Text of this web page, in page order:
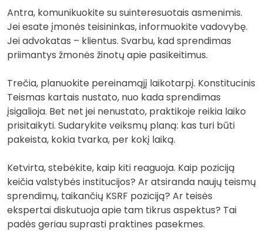
Antra, komunikuokite su suinteresuotais asmenimis.
Jei esate įmonės teisininkas, informuokite vadovybę.
Jei advokatas – klientus. Svarbu, kad sprendimas
priimantys žmonės žinotų apie pasikeitimus.
Trečia, planuokite pereinamąjį laikotarpį. Konstitucinis
Teismas kartais nustato, nuo kada sprendimas
įsigalioja. Bet net jei nenustato, praktikoje reikia laiko
prisitaikyti. Sudarykite veiksmų planą: kas turi būti
pakeista, kokia tvarka, per kokį laiką.
Ketvirta, stebėkite, kaip kiti reaguoja. Kaip poziciją
keičia valstybės institucijos? Ar atsiranda naujų teismų
sprendimų, taikančių KSRF poziciją? Ar teisės
ekspertai diskutuoja apie tam tikrus aspektus? Tai
padės geriau suprasti praktines pasekmes.